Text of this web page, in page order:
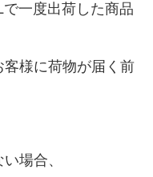
一度出荷した商品
様に荷物が届く前
場合、